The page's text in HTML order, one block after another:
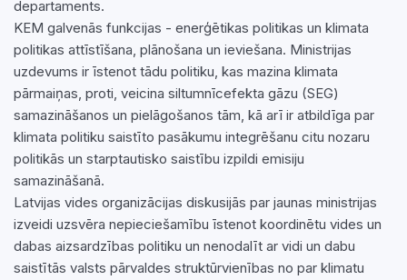
departaments.
KEM galvenās funkcijas - enerģētikas politikas un klimata
politikas attīstīšana, plānošana un ieviešana. Ministrijas
uzdevums ir īstenot tādu politiku, kas mazina klimata
pārmaiņas, proti, veicina siltumnīcefekta gāzu (SEG)
samazināšanos un pielāgošanos tām, kā arī ir atbildīga par
klimata politiku saistīto pasākumu integrēšanu citu nozaru
politikās un starptautisko saistību izpildi emisiju
samazināšanā.
Latvijas vides organizācijas diskusijās par jaunas ministrijas
izveidi uzsvēra nepieciešamību īstenot koordinētu vides un
dabas aizsardzības politiku un nenodalīt ar vidi un dabu
saistītās valsts pārvaldes struktūrvienības no par klimatu